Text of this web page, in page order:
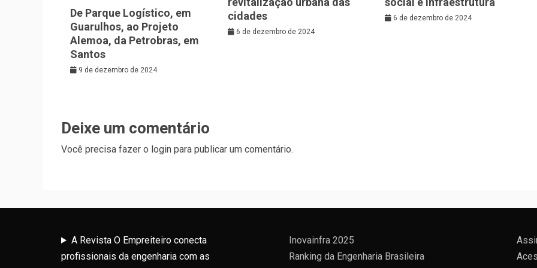
De Parque Logístico, em
Guarulhos, ao Projeto
Alemoa, da Petrobras, em
Santos
9 de dezembro de 2024
cidades
6 de dezembro de 2024
6 de dezembro de 2024
Deixe um comentário
Você precisa fazer o login para publicar um comentário.
A Revista O Empreiteiro conecta
profissionais da engenharia com as
Inovainfra 2025
Ranking da Engenharia Brasileira